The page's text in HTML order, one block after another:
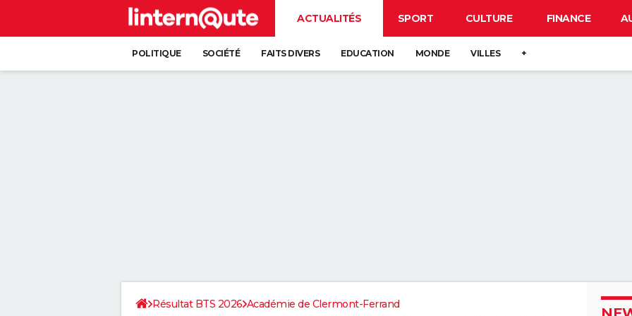
ACTUALITÉS SPORT CULTURE FINANCE
POLITIQUE SOCIÉTÉ FAITS DIVERS EDUCATION MONDE VILLES +
Résultat BTS 2026 Académie de Clermont-Ferrand